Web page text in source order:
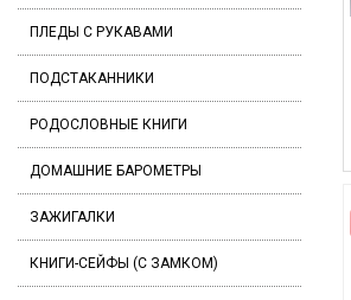
ПЛЕДЫ С РУКАВАМИ
ПОДСТАКАННИКИ
РОДОСЛОВНЫЕ КНИГИ
ДОМАШНИЕ БАРОМЕТРЫ
ЗАЖИГАЛКИ
КНИГИ-СЕЙФЫ (С ЗАМКОМ)